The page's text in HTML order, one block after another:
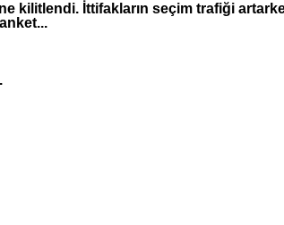
kilitlendi. İttifakların seçim trafiği